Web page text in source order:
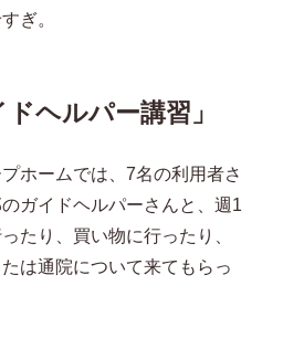
ぎ。
ヘルパー講習 」
ホームでは、7名の利用者さ
ガイドヘルパーさんと、週1
たり、買い物に行ったり、
は通院について来てもらっ